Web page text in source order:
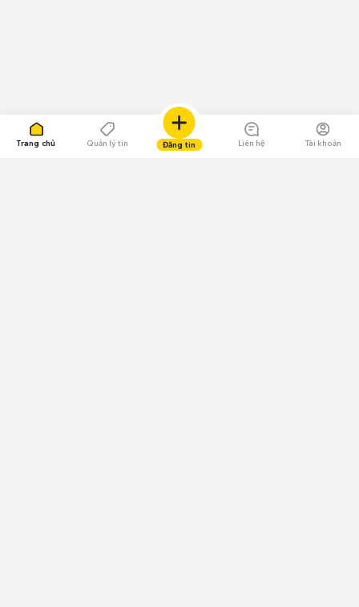
Trang chủ Quản lý tin Đăng tin Liên hệ Tài khoản